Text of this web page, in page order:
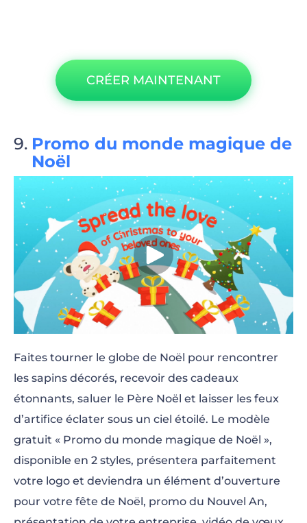
CRÉER MAINTENANT
Promo du monde magique de
Noël
Faites tourner le globe de Noël pour rencontrer
les sapins décorés, recevoir des cadeaux
étonnants, saluer le Père Noël et laisser les feux
d’artifice éclater sous un ciel étoilé. Le modèle
gratuit « Promo du monde magique de Noël »,
disponible en 2 styles, présentera parfaitement
votre logo et deviendra un élément d’ouverture
pour votre fête de Noël, promo du Nouvel An,